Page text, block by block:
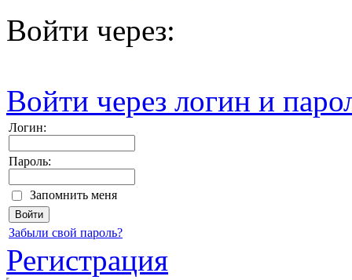
Войти через:
Войти через логин и
Логин:
Пароль:
Запомнить меня
Забыли свой пароль?
Регистрация